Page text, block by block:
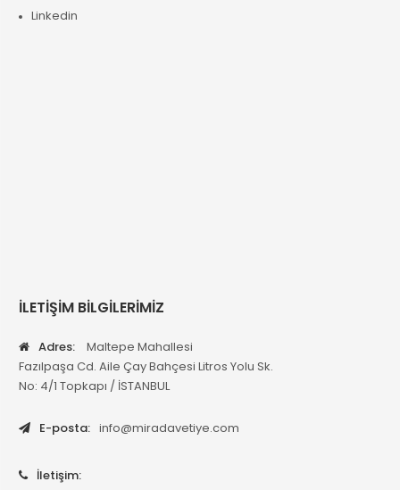
Linkedin
İLETİŞİM BİLGİLERİMİZ
Adres:
Maltepe Mahallesi
Fazılpaşa Cd. Aile Çay Bahçesi Litros Yolu Sk.
No: 4/1 Topkapı / İSTANBUL
E-posta: info@miradavetiye.com
İletişim: